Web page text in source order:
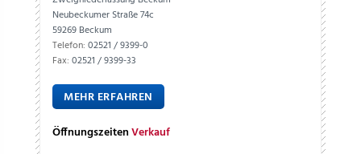
Neubeckumer Straße 74c
59269 Beckum
Telefon: 02521 / 9399-0
Fax: 02521 / 9399-33
MEHR ERFAHREN
ÖffnungszeitenVerkauf